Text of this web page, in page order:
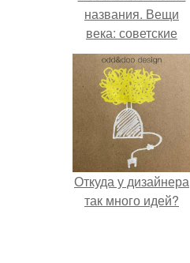
названия. Вещи
века: советские
стенки 80-х.
Откуда у дизайнера
так много идей?